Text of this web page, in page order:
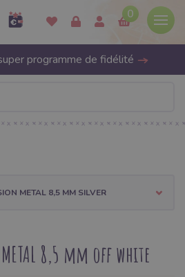
0
programme de fidélité
METAL 8,5 MM SILVER
8,5 mm off white